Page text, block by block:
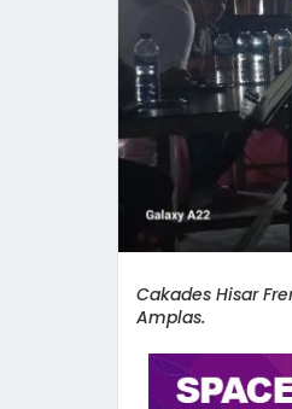
Cakades Hisar
Amplas.